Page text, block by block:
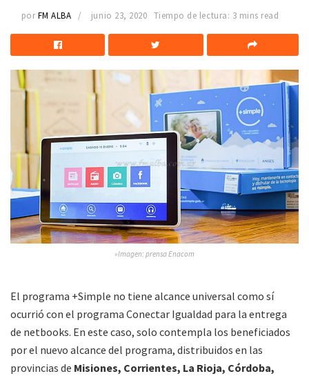
por FM ALBA junio 23, 2020 Tiempo de lectura: 3 mins read
»Imagen: prensa Enacom
El programa +Simple no tiene alcance universal como sí
ocurrió con el programa Conectar Igualdad para la entrega
de netbooks. En este caso, solo contempla los beneficiados
por el nuevo alcance del programa, distribuidos en las
provincias de Misiones, Corrientes, La Rioja, Córdoba,